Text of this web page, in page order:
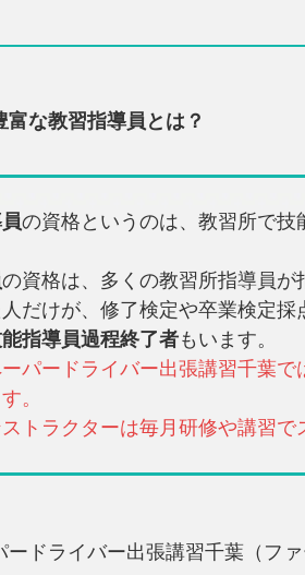
な教習指導員とは？
の資格というのは、教習所で
の資格は、多くの教習所指導員
だけが、修了検定や卒業検定採
能指導員過程終了者もいます。
ーパードライバー出張講習千葉
。
ストラクターは毎月研修や講習で
ドライバー出張講習千葉（フ